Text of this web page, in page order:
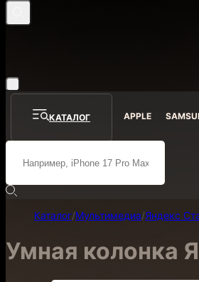
КАТАЛОГ APPLE
Каталог/Мультимедиа/Яндекс
Умная колонка